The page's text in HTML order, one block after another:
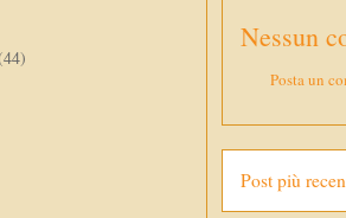
Nessun
Posta un
Post più